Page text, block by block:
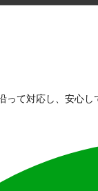
って対応し、安心